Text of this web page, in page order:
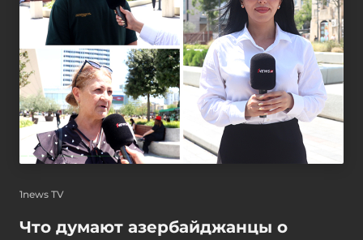
1news TV
Что думают азербайджанцы о